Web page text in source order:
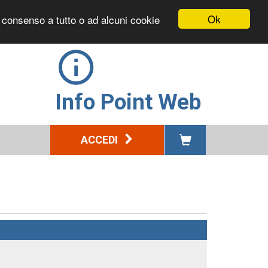
Ok
a tutto o ad alcuni cookie
Info Point Web
ACCEDI